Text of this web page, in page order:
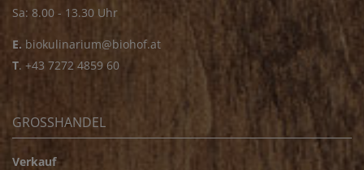
Sa: 8.00 - 13.30 Uhr
E. biokulinarium@biohof.at
T. +43 7272 4859 60
GROSSHANDEL
Verkauf